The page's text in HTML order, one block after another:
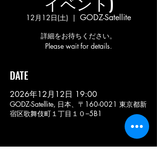
12月12日(土)
  |
GODZ-Satellite
詳細をお待ちください。
Please wait for details.
DATE
2026年12月12日 19:00
GODZ-Satellite, 日本、〒160-0021 東京都新
宿区歌舞伎町１丁目１０−5B1